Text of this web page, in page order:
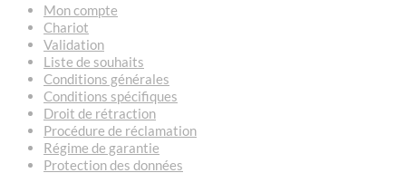
Mon compte
Chariot
Validation
Liste de souhaits
Conditions générales
Conditions spécifiques
Droit de rétraction
Procédure de réclamation
Régime de garantie
Protection des données